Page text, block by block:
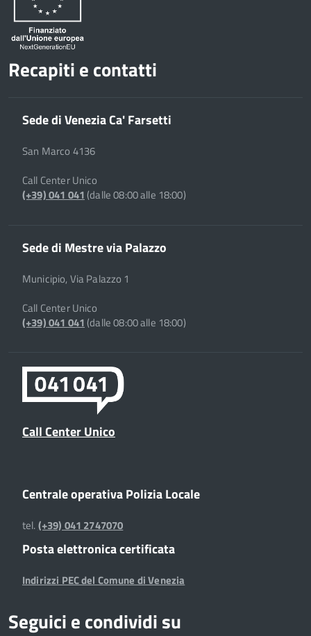
Recapiti e contatti
Sede di Venezia Ca' Farsetti
San Marco 4136
Call Center Unico
(+39) 041 041(dalle 08:00 alle 18:00)
Sede di Mestre via Palazzo
Municipio, Via Palazzo 1
Call Center Unico
(+39) 041 041(dalle 08:00 alle 18:00)
Call Center Unico
Centrale operativa Polizia Locale
tel.(+39) 041 2747070
Posta elettronica certificata
Indirizzi PEC del Comune di Venezia
Seguici e condividi su